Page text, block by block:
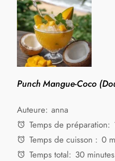
Punch Mangue-Coco
Auteure: anna
Temps de préparation:
Temps de cuisson : 0
Temps total: 30 minutes